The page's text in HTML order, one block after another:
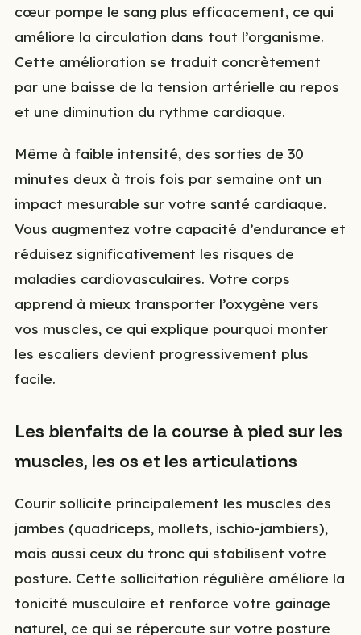
cœur pompe le sang plus efficacement, ce qui
améliore la circulation dans tout l’organisme.
Cette amélioration se traduit concrètement
par une baisse de la tension artérielle au repos
et une diminution du rythme cardiaque.
Même à faible intensité, des sorties de 30
minutes deux à trois fois par semaine ont un
impact mesurable sur votre santé cardiaque.
Vous augmentez votre capacité d’endurance et
réduisez significativement les risques de
maladies cardiovasculaires. Votre corps
apprend à mieux transporter l’oxygène vers
vos muscles, ce qui explique pourquoi monter
les escaliers devient progressivement plus
facile.
Les bienfaits de la course à pied sur les
muscles, les os et les articulations
Courir sollicite principalement les muscles des
jambes (quadriceps, mollets, ischio-jambiers),
mais aussi ceux du tronc qui stabilisent votre
posture. Cette sollicitation régulière améliore la
tonicité musculaire et renforce votre gainage
naturel, ce qui se répercute sur votre posture